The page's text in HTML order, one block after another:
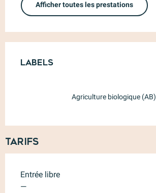
Afficher toutes les prestations
Labels
Labels
Agriculture biologique (AB)
Tarifs
Entrée libre
—